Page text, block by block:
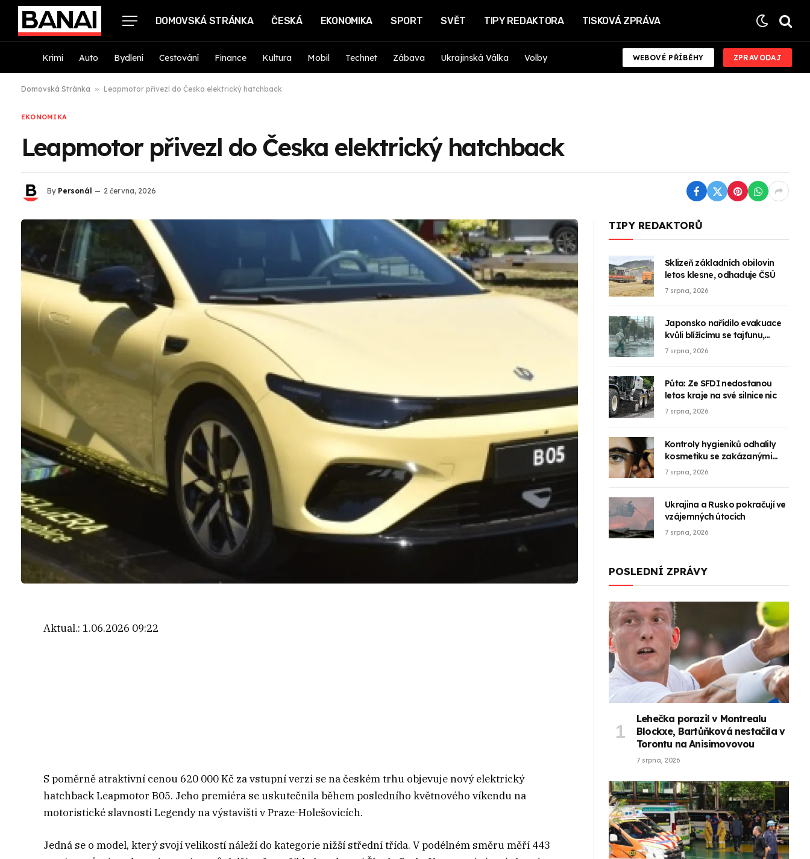
DOMOVSKÁ STRÁNKA ČESKÁ EKONOMIKA SPORT SVĚT TIPY REDAKTORA TISKOVÁ ZPRÁVA
Krimi Auto Bydlení Cestování Finance Kultura Mobil Technet Zábava Ukrajinská Válka Volby WEBOVÉ PŘÍBĚHY ZPRAVODAJ
Domovská Stránka » Leapmotor přivezl do Česka elektrický hatchback
EKONOMIKA
Leapmotor přivezl do Česka elektrický hatchback
By Personál 2 června, 2026
Aktual.: 1.06.2026 09:22
S poměrně atraktivní cenou 620 000 Kč za vstupní verzi se na českém trhu objevuje nový elektrický
hatchback Leapmotor B05. Jeho premiéra se uskutečnila během posledního květnového víkendu na
motoristické slavnosti Legendy na výstavišti v Praze-Holešovicích.
Jedná se o model, který svojí velikostí náleží do kategorie nižší střední třída. V podélném směru měří 443
TIPY REDAKTORŮ
Sklizeň základních obilovin
letos klesne, odhaduje ČSÚ
7 srpna, 2026
Japonsko nařídilo evakuace
kvůli blížícímu se tajfunu,
zrušilo 500 letů
7 srpna, 2026
Půta: Ze SFDI nedostanou
letos kraje na své silnice nic
7 srpna, 2026
Kontroly hygieniků odhalily
kosmetiku se zakázanými
látkami
7 srpna, 2026
Ukrajina a Rusko pokračují ve
vzájemných útocích
7 srpna, 2026
POSLEDNÍ ZPRÁVY
Lehečka porazil v Montrealu
Blockxe, Bartůňková nestačila v
Torontu na Anisimovovou
7 srpna, 2026